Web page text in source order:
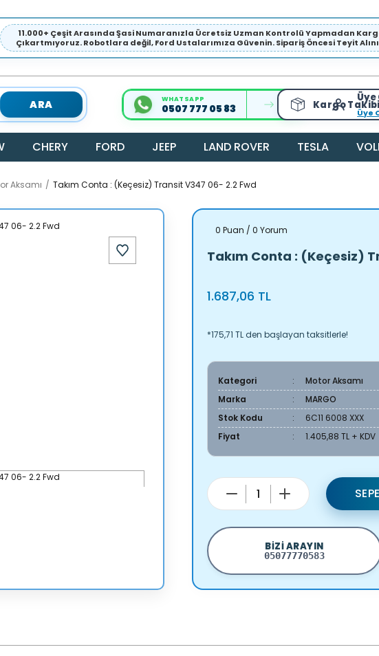
11.000+ Çeşit Arasında Şasi Numaranızla Ücretsiz Uzman Kontrolü Yapmadan
Çıkartmıyoruz. Robotlara değil, Ford Ustalarımıza Güvenin. Sipariş Öncesi Teyit
ARA WHATSAPP
0507 777 05 83 Kargo
Üye
Üye
CHERY FORD JEEP LAND ROVER TESLA
Aksamı Takım Conta : (Keçesiz) Transit V347 06- 2.2 Fwd
0 Puan / 0 Yorum
Takım Conta : (Keçesiz)
1.687,06 TL
*175,71 TL den başlayan taksitlerle!
Kategori
Motor Aksamı
Marka
MARGO
Stok Kodu
6C11 6008 XXX
Fiyat
1.405,88 TL + KDV
BIZI ARAYIN
05077770583